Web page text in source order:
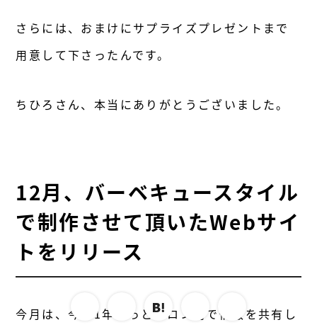
Twitter Facebookはてなブックマーク
Pocket Line
さらには、おまけにサプライズプレゼントまで
用意して下さったんです。
ちひろさん、本当にありがとうございました。
12月、バーベキュースタイル
で制作させて頂いたWebサイ
トをリリース
今月は、今年1年ずっとサロン内で情報を共有し